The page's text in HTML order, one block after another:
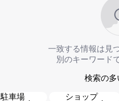
一致する情報は見
別のキーワード
検索の多
駐車場 ショップ